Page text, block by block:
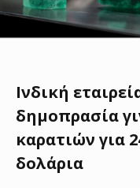
Ινδική
δημοπρασία
καρατιών για
δολάρια